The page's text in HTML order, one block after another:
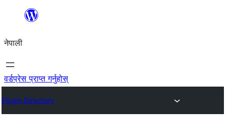
सामग्रीमा
नेपाली
वर्डप्रेस प्राप्त गर्नुहोस्
Plugin Directory